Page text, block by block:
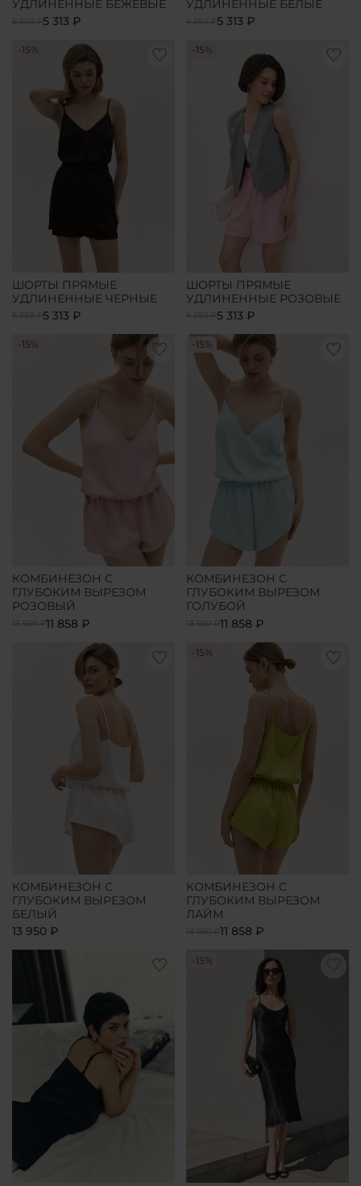
УДЛИНЕННЫЕ БЕЖЕВЫЕ
6 250 ₽5 313 ₽
УДЛИНЕННЫЕ БЕЛЫЕ
6 250 ₽5 313 ₽
-15%
ШОРТЫ ПРЯМЫЕ
УДЛИНЕННЫЕ ЧЕРНЫЕ
6 250 ₽5 313 ₽
-15%
ШОРТЫ ПРЯМЫЕ
УДЛИНЕННЫЕ РОЗОВЫЕ
6 250 ₽5 313 ₽
-15%
КОМБИНЕЗОН С
ГЛУБОКИМ ВЫРЕЗОМ
РОЗОВЫЙ
13 950 ₽11 858 ₽
-15%
КОМБИНЕЗОН С
ГЛУБОКИМ ВЫРЕЗОМ
ГОЛУБОЙ
13 950 ₽11 858 ₽
КОМБИНЕЗОН С
ГЛУБОКИМ ВЫРЕЗОМ
БЕЛЫЙ
13 950 ₽
-15%
КОМБИНЕЗОН С
ГЛУБОКИМ ВЫРЕЗОМ
ЛАЙМ
13 950 ₽11 858 ₽
-15%